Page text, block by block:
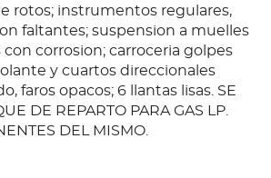
rotos; instrumentos regulares,
faltantes; suspension a muelles
con corrosion; carroceria golpes
y cuartos direccionales
faros opacos; 6 llantas lisas. SE
DE REPARTO PARA GAS LP.
DEL MISMO.